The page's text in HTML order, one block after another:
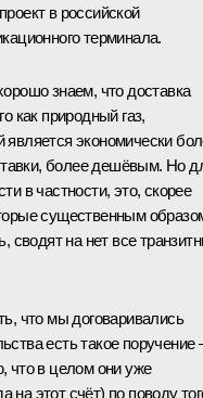
в российской
терминала.
знаем, что доставка
как природный газ,
экономически
более дешёвым. Но
в частности, это, скорее
существенным
сводят на нет все
что мы договаривались
есть такое поручение
что в целом они уже
этот счёт) по поводу